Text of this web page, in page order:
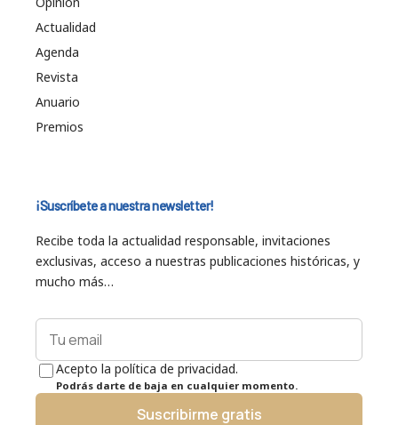
Actualidad
Agenda
Revista
Anuario
Premios
¡Suscríbete a nuestra newsletter!
Recibe toda la actualidad responsable, invitaciones
exclusivas, acceso a nuestras publicaciones históricas, y
mucho más…
Acepto la política de privacidad.
Podrás darte de baja en cualquier momento.
Suscribirme gratis